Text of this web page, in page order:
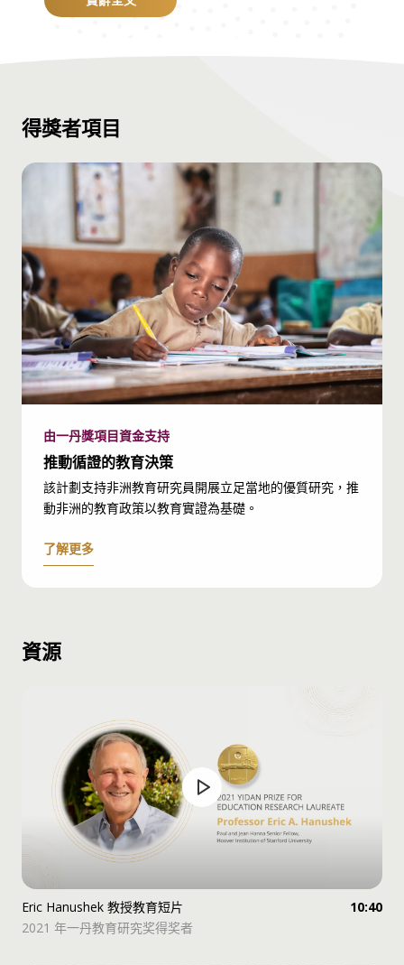
得獎者項目
由一丹獎項目資金支持
推動循證的教育決策
該計劃支持非洲教育研究員開展立足當地的優質研究，推
動非洲的教育政策以教育實證為基礎。
了解更多
資源
Eric Hanushek 教授教育短片
10:40
2021 年一丹教育研究奖得奖者